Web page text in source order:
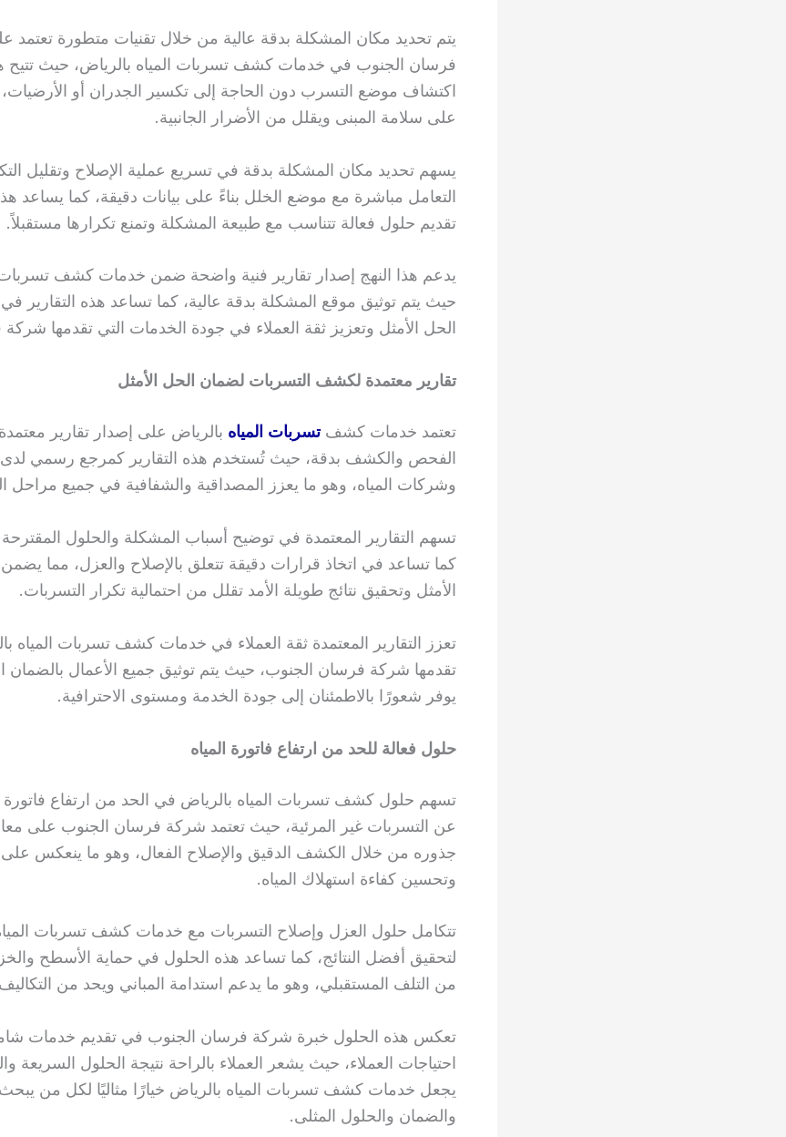
يتم تحديد مكان المشكلة بدقة عالية من خلال تقنيات متطورة تعتمد
فرسان الجنوب في خدمات كشف تسربات المياه بالرياض، حيث تتيح
اكتشاف موضع التسرب دون الحاجة إلى تكسير الجدران أو
على سلامة المبنى ويقلل من الأضرار الجانبية.
يسهم تحديد مكان المشكلة بدقة في تسريع عملية الإصلاح وتقليل
التعامل مباشرة مع موضع الخلل بناءً على بيانات دقيقة، كما يساعد
تقديم حلول فعالة تتناسب مع طبيعة المشكلة وتمنع تكرارها مستقبلاً.
يدعم هذا النهج إصدار تقارير فنية واضحة ضمن خدمات كشف تسربات
حيث يتم توثيق موقع المشكلة بدقة عالية، كما تساعد هذه التقارير
الحل الأمثل وتعزيز ثقة العملاء في جودة الخدمات التي تقدمها
تقارير معتمدة لكشف التسربات لضمان الحل الأمثل
تعتمد خدمات كشفتسربات المياه بالرياض على إصدار تقارير
الفحص والكشف بدقة، حيث تُستخدم هذه التقارير كمرجع رسمي لدى
وشركات المياه، وهو ما يعزز المصداقية والشفافية في جميع مراحل
تسهم التقارير المعتمدة في توضيح أسباب المشكلة والحلول
كما تساعد في اتخاذ قرارات دقيقة تتعلق بالإصلاح والعزل، مما يضمن
الأمثل وتحقيق نتائج طويلة الأمد تقلل من احتمالية تكرار التسربات.
تعزز التقارير المعتمدة ثقة العملاء في خدمات كشف تسربات المياه
تقدمها شركة فرسان الجنوب، حيث يتم توثيق جميع الأعمال بالضمان
يوفر شعورًا بالاطمئنان إلى جودة الخدمة ومستوى الاحترافية.
حلول فعالة للحد من ارتفاع فاتورة المياه
تسهم حلول كشف تسربات المياه بالرياض في الحد من ارتفاع فاتورة
عن التسربات غير المرئية، حيث تعتمد شركة فرسان الجنوب على
جذوره من خلال الكشف الدقيق والإصلاح الفعال، وهو ما ينعكس على
وتحسين كفاءة استهلاك المياه.
تتكامل حلول العزل وإصلاح التسربات مع خدمات كشف تسربات
لتحقيق أفضل النتائج، كما تساعد هذه الحلول في حماية الأسطح
من التلف المستقبلي، وهو ما يدعم استدامة المباني ويحد من
تعكس هذه الحلول خبرة شركة فرسان الجنوب في تقديم خدمات
احتياجات العملاء، حيث يشعر العملاء بالراحة نتيجة الحلول السريعة
يجعل خدمات كشف تسربات المياه بالرياض خيارًا مثاليًا لكل من
والضمان والحلول المثلى.